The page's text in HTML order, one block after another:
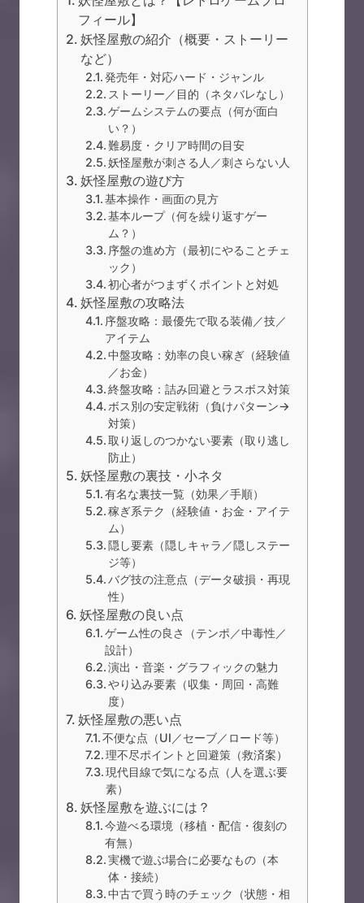
フィール】
妖怪屋敷の紹介（概要・ストーリー
など）
発売年・対応ハード・ジャンル
ストーリー／目的（ネタバレなし）
ゲームシステムの要点（何が面白
い？）
難易度・クリア時間の目安
妖怪屋敷が刺さる人／刺さらない人
妖怪屋敷の遊び方
基本操作・画面の見方
基本ループ（何を繰り返すゲー
ム？）
序盤の進め方（最初にやることチェ
ック）
初心者がつまずくポイントと対処
妖怪屋敷の攻略法
序盤攻略：最優先で取る装備／技／
アイテム
中盤攻略：効率の良い稼ぎ（経験値
／お金）
終盤攻略：詰み回避とラスボス対策
ボス別の安定戦術（負けパターン→
対策）
取り返しのつかない要素（取り逃し
防止）
妖怪屋敷の裏技・小ネタ
有名な裏技一覧（効果／手順）
稼ぎ系テク（経験値・お金・アイテ
ム）
隠し要素（隠しキャラ／隠しステー
ジ等）
バグ技の注意点（データ破損・再現
性）
妖怪屋敷の良い点
ゲーム性の良さ（テンポ／中毒性／
設計）
演出・音楽・グラフィックの魅力
やり込み要素（収集・周回・高難
度）
妖怪屋敷の悪い点
不便な点（UI／セーブ／ロード等）
理不尽ポイントと回避策（救済案）
現代目線で気になる点（人を選ぶ要
素）
妖怪屋敷を遊ぶには？
今遊べる環境（移植・配信・復刻の
有無）
実機で遊ぶ場合に必要なもの（本
体・接続）
中古で買う時のチェック（状態・相